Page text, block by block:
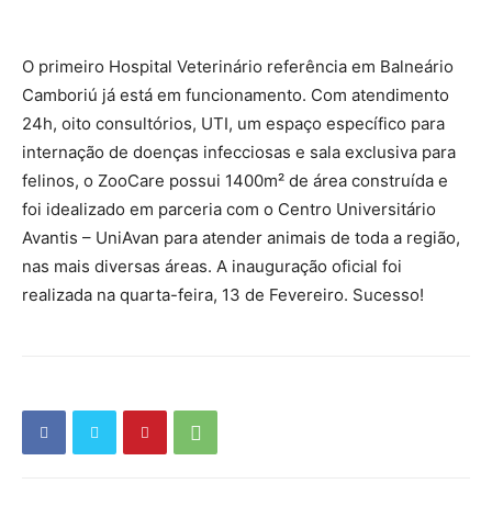
O primeiro Hospital Veterinário referência em Balneário
Camboriú já está em funcionamento. Com atendimento
24h, oito consultórios, UTI, um espaço específico para
internação de doenças infecciosas e sala exclusiva para
felinos, o ZooCare possui 1400m² de área construída e
foi idealizado em parceria com o Centro Universitário
Avantis – UniAvan para atender animais de toda a região,
nas mais diversas áreas. A inauguração oficial foi
realizada na quarta-feira, 13 de Fevereiro. Sucesso!